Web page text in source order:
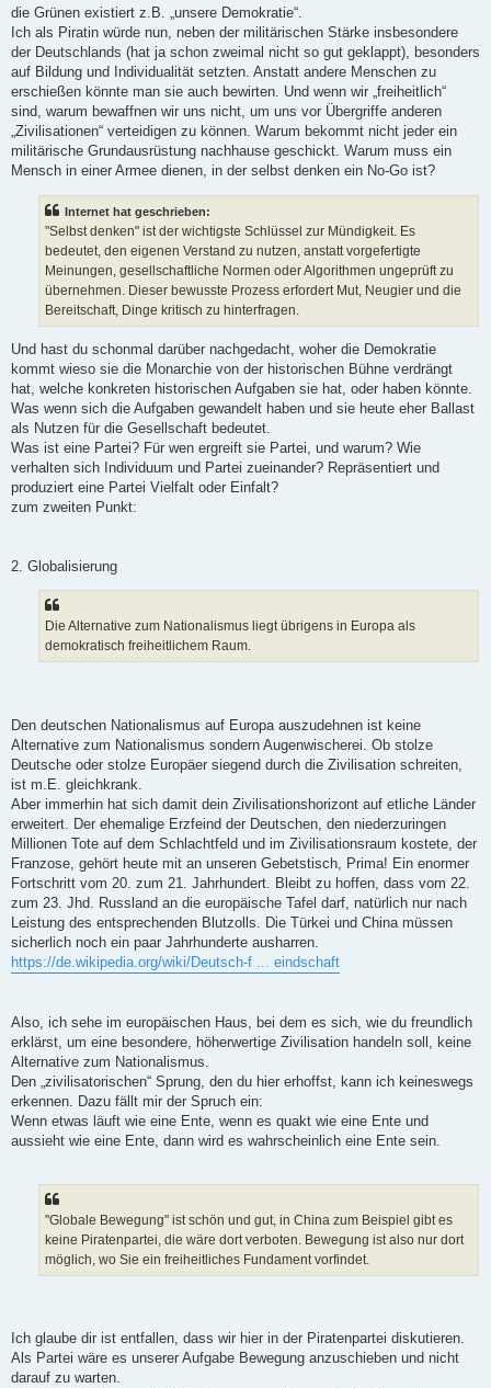
die Grünen existiert z.B. „unsere Demokratie“.
Ich als Piratin würde nun, neben der militärischen Stärke insbesondere
der Deutschlands (hat ja schon zweimal nicht so gut geklappt), besonders
auf Bildung und Individualität setzten. Anstatt andere Menschen zu
erschießen könnte man sie auch bewirten. Und wenn wir „freiheitlich“
sind, warum bewaffnen wir uns nicht, um uns vor Übergriffe anderen
„Zivilisationen“ verteidigen zu können. Warum bekommt nicht jeder ein
militärische Grundausrüstung nachhause geschickt. Warum muss ein
Mensch in einer Armee dienen, in der selbst denken ein No-Go ist?
Internet hat geschrieben:
"Selbst denken" ist der wichtigste Schlüssel zur Mündigkeit. Es
bedeutet, den eigenen Verstand zu nutzen, anstatt vorgefertigte
Meinungen, gesellschaftliche Normen oder Algorithmen ungeprüft zu
übernehmen. Dieser bewusste Prozess erfordert Mut, Neugier und die
Bereitschaft, Dinge kritisch zu hinterfragen.
Und hast du schonmal darüber nachgedacht, woher die Demokratie
kommt wieso sie die Monarchie von der historischen Bühne verdrängt
hat, welche konkreten historischen Aufgaben sie hat, oder haben könnte.
Was wenn sich die Aufgaben gewandelt haben und sie heute eher Ballast
als Nutzen für die Gesellschaft bedeutet.
Was ist eine Partei? Für wen ergreift sie Partei, und warum? Wie
verhalten sich Individuum und Partei zueinander? Repräsentiert und
produziert eine Partei Vielfalt oder Einfalt?
zum zweiten Punkt:
2. Globalisierung
Die Alternative zum Nationalismus liegt übrigens in Europa als
demokratisch freiheitlichem Raum.
Den deutschen Nationalismus auf Europa auszudehnen ist keine
Alternative zum Nationalismus sondern Augenwischerei. Ob stolze
Deutsche oder stolze Europäer siegend durch die Zivilisation schreiten,
ist m.E. gleichkrank.
Aber immerhin hat sich damit dein Zivilisationshorizont auf etliche Länder
erweitert. Der ehemalige Erzfeind der Deutschen, den niederzuringen
Millionen Tote auf dem Schlachtfeld und im Zivilisationsraum kostete, der
Franzose, gehört heute mit an unseren Gebetstisch, Prima! Ein enormer
Fortschritt vom 20. zum 21. Jahrhundert. Bleibt zu hoffen, dass vom 22.
zum 23. Jhd. Russland an die europäische Tafel darf, natürlich nur nach
Leistung des entsprechenden Blutzolls. Die Türkei und China müssen
sicherlich noch ein paar Jahrhunderte ausharren.
https://de.wikipedia.org/wiki/Deutsch-f ... eindschaft
Also, ich sehe im europäischen Haus, bei dem es sich, wie du freundlich
erklärst, um eine besondere, höherwertige Zivilisation handeln soll, keine
Alternative zum Nationalismus.
Den „zivilisatorischen“ Sprung, den du hier erhoffst, kann ich keineswegs
erkennen. Dazu fällt mir der Spruch ein:
Wenn etwas läuft wie eine Ente, wenn es quakt wie eine Ente und
aussieht wie eine Ente, dann wird es wahrscheinlich eine Ente sein.
"Globale Bewegung" ist schön und gut, in China zum Beispiel gibt es
keine Piratenpartei, die wäre dort verboten. Bewegung ist also nur dort
möglich, wo Sie ein freiheitliches Fundament vorfindet.
Ich glaube dir ist entfallen, dass wir hier in der Piratenpartei diskutieren.
Als Partei wäre es unserer Aufgabe Bewegung anzuschieben und nicht
darauf zu warten.